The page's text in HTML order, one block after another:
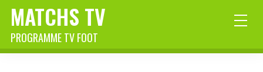
MATCHS TV
PROGRAMME TV FOOT